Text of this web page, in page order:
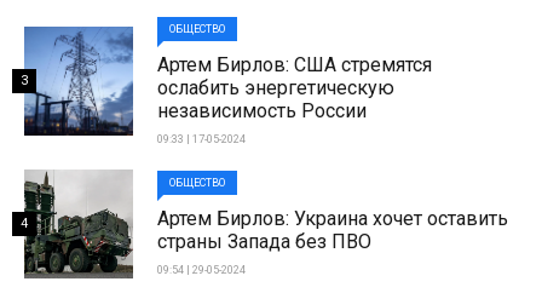
ОБЩЕСТВО
Артем Бирлов: США стремятся
ослабить энергетическую
независимость России
09:33 | 17-05-2024
3
ОБЩЕСТВО
Артем Бирлов: Украина хочет оставить
страны Запада без ПВО
09:54 | 29-05-2024
4